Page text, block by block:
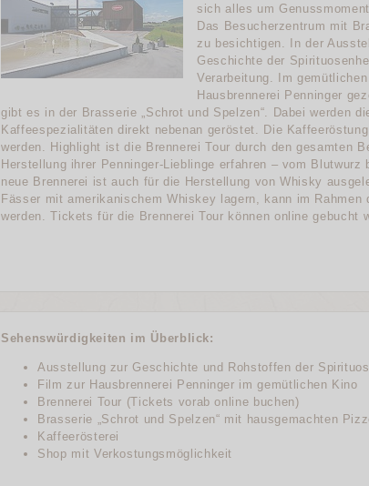
sich alles um
Das Besucherzentrum mit
zu besichtigen. In der
Geschichte der
Verarbeitung. Im
Hausbrennerei Penninger
gibt es in der Brasserie „Schrot und Spelzen“. Dabei werden
Kaffeespezialitäten direkt nebenan geröstet. Die
werden. Highlight ist die Brennerei Tour durch den gesamten
Herstellung ihrer Penninger-Lieblinge erfahren – vom
neue Brennerei ist auch für die Herstellung von Whisky
Fässer mit amerikanischem Whiskey lagern, kann im
werden. Tickets für die Brennerei Tour können online gebucht
Sehenswürdigkeiten im Überblick:
Ausstellung zur Geschichte und Rohstoffen der
Film zur Hausbrennerei Penninger im gemütlichen Kino
Brennerei Tour (Tickets vorab online buchen)
Brasserie „Schrot und Spelzen“ mit hausgemachten
Kaffeerösterei
Shop mit Verkostungsmöglichkeit